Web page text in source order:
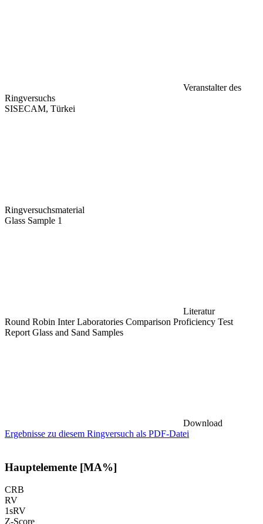
Veranstalter des
Ringversuchs
SISECAM, Türkei
Ringversuchsmaterial
Glass Sample 1
Literatur
Round Robin Inter Laboratories Comparison Proficiency Test
Report Glass and Sand Samples
Download
Ergebnisse zu diesem Ringversuch als PDF-Datei
Hauptelemente [MA%]
CRB
RV
1sRV
Z-Score